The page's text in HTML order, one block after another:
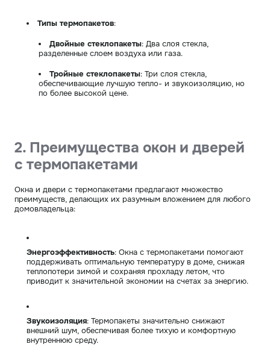
Типы термопакетов:
Двойные стеклопакеты: Два слоя стекла,
разделенные слоем воздуха или газа.
Тройные стеклопакеты: Три слоя стекла,
обеспечивающие лучшую тепло- и звукоизоляцию, но
по более высокой цене.
2. Преимущества окон и дверей
с термопакетами
Окна и двери с термопакетами предлагают множество
преимуществ, делающих их разумным вложением для любого
домовладельца:
Энергоэффективность: Окна с термопакетами помогают
поддерживать оптимальную температуру в доме, снижая
теплопотери зимой и сохраняя прохладу летом, что
приводит к значительной экономии на счетах за энергию.
Звукоизоляция: Термопакеты значительно снижают
внешний шум, обеспечивая более тихую и комфортную
внутреннюю среду.